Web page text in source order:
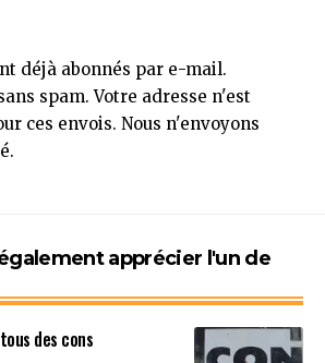
déjà abonnés par e-mail.
spam. Votre adresse n'est
ces envois. Nous n'envoyons
apprécier l'un de
des cons